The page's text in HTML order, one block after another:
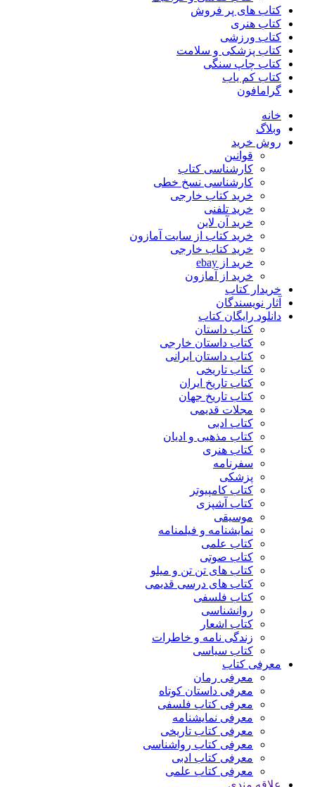
کتاب های پر فروش
کتاب هنری
کتاب ورزشی
کتاب پزشکی و سلامت
کتاب چاپ سنگی
کتاب کم یاب
گرامافون
خانه
وبلاگ
روش خرید
قوانین
کارشناسی کتاب
کارشناسی نسخ خطی
خرید کتاب خارجی
خرید تلفنی
خرید آن لاین
خرید کتاب از سایت آمازون
خرید کتاب خارجی
خرید از ebay
خرید از آمازون
خریدار کتاب
آثار نویسندگان
دانلود رایگان کتاب
کتاب داستان
کتاب داستان خارجی
کتاب داستان ایرانی
کتاب تاریخی
کتاب تاریخ ایران
کتاب تاریخ جهان
مجلات قدیمی
کتاب ادبی
کتاب مذهبی و ادیان
کتاب هنری
سفرنامه
پزشکی
کتاب کامپیوتر
کتاب آشپزی
موسیقی
نمایشنامه و فیلمنامه
کتاب علمی
کتاب صوتی
کتاب های تن تن و میلو
کتاب های درسی قدیمی
کتاب فلسفی
روانشناسی
کتاب اشعار
زندگی نامه و خاطرات
کتاب سیاسی
معرفی کتاب
معرفی رمان
معرفی داستان کوتاه
معرفی کتاب فلسفی
معرفی نمایشنامه
معرفی کتاب تاریخی
معرفی کتاب رواشناسی
معرفی کتاب ادبی
معرفی کتاب علمی